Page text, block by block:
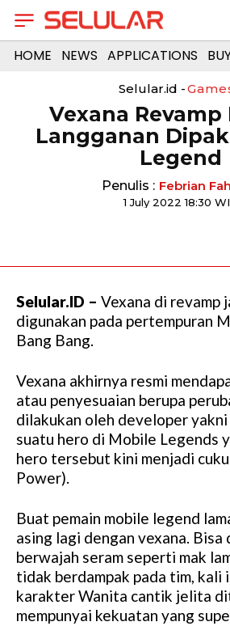
HOME NEWS APPLICATIONS
Selular.id -
Vexana Revamp
Langganan
Legend
Penulis : Febrian
1 July 2022 18:30
Selular.ID – Vexana di revamp
digunakan pada pertempuran
Bang Bang.
Vexana akhirnya resmi
atau penyesuaian berupa
dilakukan oleh developer
suatu hero di Mobile Legends
hero tersebut kini menjadi
Power).
Buat pemain mobile legend
asing lagi dengan vexana. Bisa
berwajah seram seperti mak
tidak berdampak pada tim, kali
karakter Wanita cantik jelita
mempunyai kekuatan yang